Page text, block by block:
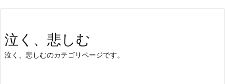
泣く、悲しむ
泣く、悲しむのカテゴリページです。